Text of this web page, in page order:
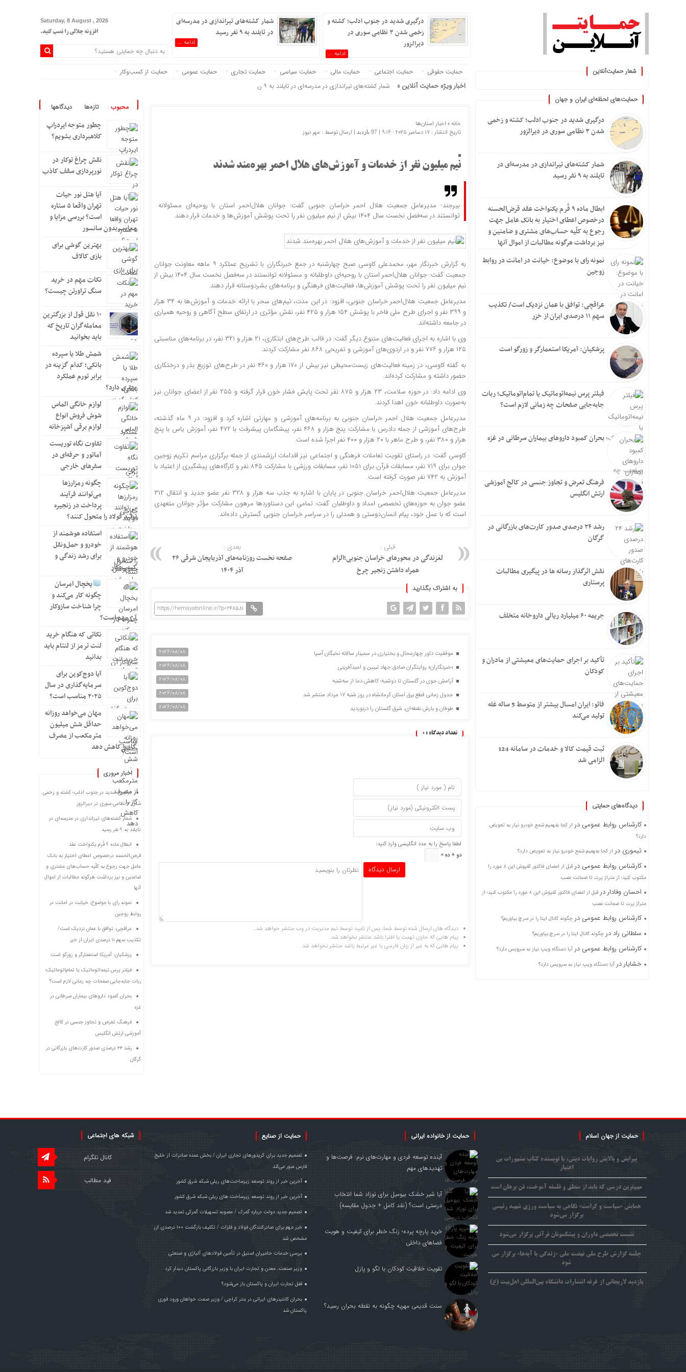
شعار حمایت‌آنلاین
حمایت‌های لحظه‌ای ایران و جهان
درگیری شدید در جنوب ادلب؛ کشته و زخمی
شدن ۳ نظامی سوری در دیرالزور
شمار کشته‌های تیراندازی در مدرسه‌ای در
تایلند به ۹ نفر رسید
ابطال ماده ۹ فُرم یکنواخت عقد قرض‌الحسنه
درخصوص اعطای اختیار به بانک عامل جهت
رجوع به کلّیه حساب‌های مشتری و ضامنین و
نیز برداشت هرگونه مطالبات از اموال آنها
نمونه رای با موضوع: خیانت در امانت در روابط
زوجین
عراقچی: توافق با عمان نزدیک است/ تکذیب
سهم ۱۱ درصدی ایران از خزر
پزشکیان: آمریکا استعمارگر و زورگو است
فیلتر پرس نیمه‌اتوماتیک یا تمام‌اتوماتیک؛ ربات
جابه‌جایی صفحات چه زمانی لازم است؟
بحران کمبود دارو‌های بیماران سرطانی در غزه
فرهنگ تعرض و تجاوز جنسی در کالج آموزشی
ارتش انگلیس
رشد ۲۴ درصدی صدور کارت‌های بازرگانی در
گرگان
نقش اثرگذار رسانه ها در پیگیری مطالبات
پرستاری
جریمه ۶۰ میلیارد ریالی داروخانه متخلف
تأکید بر اجرای حمایت‌های معیشتی از مادران و
کودکان
فائو: ایران امسال بیشتر از متوسط 5 ساله غله
تولید می‌کند
ثبت قیمت کالا و خدمات در سامانه 124
الزامی شد
دیدگاه‌های حمایتی
کارشناس روابط عمومی در از کجا بفهمیم شمع خودرو نیاز به تعویض
دارد؟
تیموری در از کجا بفهمیم شمع خودرو نیاز به تعویض دارد؟
کارشناس روابط عمومی در
قبل از امضای فاکتور کفپوش این ۸ مورد را
مکتوب کنید؛ از متراژ پرت تا ضمانت نصب
احسان وفادار در
قبل از امضای فاکتور کفپوش این ۸ مورد را مکتوب کنید؛ از
متراژ پرت تا ضمانت نصب
کارشناس روابط عمومی در چگونه کانال ایتا را در سرچ بیاوریم؟
سلطانی راد در چگونه کانال ایتا را در سرچ بیاوریم؟
کارشناس روابط عمومی در آیا دستگاه ویپ نیاز به سرویس دارد؟
خشایار در آیا دستگاه ویپ نیاز به سرویس دارد؟
درگیری شدید در جنوب ادلب؛ کشته و
زخمی شدن ۳ نظامی سوری در
دیرالزور
ادامه ...
شمار کشته‌های تیراندازی در مدرسه‌ای
در تایلند به ۹ نفر رسید
ادامه ...
Saturday, 8 August , 2026
افزونه جلالی را نصب کنید.
حمایت حقوقی حمایت اجتماعی حمایت مالی حمایت سیاسی حمایت تجاری حمایت عمومی حمایت از کسب‌وکار
اخبار ویژه حمایت آنلاین » شمار کشته‌های تیراندازی در مدرسه‌ای در تایلند به ۹ نفر رسید
خانه » اخبار استان‌ها
تاریخ انتشار : 17 دسامبر 2025 - 9:16 |
97 بازدید | ارسال توسط : مهر نیوز
نیم میلیون نفر از خدمات و آموزش‌های هلال احمر بهره‌مند شدند
بیرجند- مدیرعامل جمعیت هلال احمر خراسان جنوبی گفت: جوانان هلال‌احمر استان با روحیه‌ای مسئولانه
توانستند در سه‌فصل نخست سال ۱۴۰۴ بیش از نیم میلیون نفر را تحت پوشش آموزش‌ها و خدمات قرار دهند.
به گزارش خبرنگار مهر، محمدعلی کاوسی صبح چهارشنبه در جمع خبرنگاران با تشریح عملکرد ۹ ماهه معاونت جوانان
جمعیت گفت: جوانان هلال‌احمر استان با روحیه‌ای داوطلبانه و مسئولانه توانستند در سه‌فصل نخست سال ۱۴۰۴ بیش از
نیم میلیون نفر را تحت پوشش آموزش‌ها، فعالیت‌های فرهنگی و برنامه‌های بشردوستانه قرار دهند.
مدیرعامل جمعیت هلال‌احمر خراسان جنوبی، افزود: در این مدت، تیم‌های سحر با ارائه خدمات و آموزش‌ها به ۳۴ هزار
و ۳۹۹ نفر و اجرای طرح ملی فاخر با پوشش ۱۵۴ هزار و ۴۲۵ نفر، نقش مؤثری در ارتقای سطح آگاهی و روحیه همیاری
در جامعه داشته‌اند.
وی با اشاره به اجرای فعالیت‌های متنوع دیگر گفت: در قالب طرح‌های ابتکاری، ۲۱ هزار و ۳۲۱ نفر، در برنامه‌های مناسبتی
۱۲۵ هزار و ۷۷۶ نفر و در اردوی‌های آموزشی و تفریحی ۸۶۸ نفر مشارکت کردند.
به گفته کاوسی، در زمینه فعالیت‌های زیست‌محیطی نیز بیش از ۱۷۰ هزار و ۴۶۰ نفر در طرح‌های توزیع بذر و درختکاری
حضور داشته و مشارکت کرده‌اند.
وی ادامه داد: در حوزه سلامت، ۲۳ هزار و ۸۷۵ نفر تحت پایش فشار خون قرار گرفته و ۲۵۵ نفر از اعضای جوانان نیز
به‌صورت داوطلبانه خون اهدا کردند.
مدیرعامل جمعیت هلال احمر خراسان جنوبی به برنامه‌های آموزشی و مهارتی اشاره کرد و افزود: در ۹ ماه گذشته،
طرح‌های آموزشی از جمله دادرس با مشارکت پنج هزار و ۴۶۸ نفر، پیشگامان پیشرفت با ۴۷۲ نفر، آموزش یاس با پنج
هزار و ۳۸۰ نفر، و طرح ماهر با ۲۰ هزار و ۴۰۰ نفر اجرا شده است.
کاوسی گفت: در راستای تقویت تعاملات فرهنگی و اجتماعی نیز اقدامات ارزشمندی از جمله برگزاری مراسم تکریم زوجین
جوان برای ۷۱۹ نفر، مسابقات قرآن برای
نفر، مسابقات ورزشی با مشارکت ۸۴۵ نفر و کارگاه‌های پیشگیری از اعتیاد با
آموزش به ۷۴۲ نفر صورت گرفته است.
مدیرعامل جمعیت هلال‌احمر خراسان جنوبی در پایان با اشاره به جذب سه هزار و ۳۲۸
نفر عضو جدید و انتقال ۳۱۲
عضو جوان به حوزه‌های تخصصی امداد و داوطلبان گفت: تمامی این دستاوردها مرهون مشارکت مؤثر جوانان متعهدی
است که با عمل خود، پیام انسان‌دوستی و همدلی را در سراسر خراسان جنوبی گسترش داده‌اند.
بعدی :
صفحه نخست روزنامه‌های آذربایجان شرقی ۲۶
آذر ۱۴۰۴
قبلی :
لغزندگی در محورهای خراسان جنوبی؛الزام
همراه داشتن زنجیر چرخ
به اشتراک بگذارید
https://hemayatonline.ir/?p=248581
موفقیت داور چهارمحال و بختیاری در سمینار سالانه نخبگان آسیا
2026/08/08
«خبرنگاران» روایتگران صادق جهاد تبیین و امیدآفرینی
2026/08/08
آرامش جوی در گلستان تا دوشنبه؛ کاهش دما از سه‌شنبه
2026/08/08
جدول زمانی قطع برق استان کرمانشاه در روز شنبه ۱۷ مرداد منتشر شد
2026/08/08
طوفان و بارش نقطه‌ای، شرق گلستان را درنوردید
2026/08/08
تعداد دیدگاه : 0
لطفا پاسخ را به عدد انگلیسی وارد کنید:
دو + ده =
دیدگاه های ارسال شده توسط شما، پس از تایید توسط تیم مدیریت در وب منتشر خواهد شد.
پیام هایی که حاوی تهمت یا افترا باشد منتشر نخواهد شد.
پیام هایی که به غیر از زبان فارسی یا غیر مرتبط باشد منتشر نخواهد شد.
محبوب تازه‌ها دیدگاهها
چطور متوجه ایردراپ
کلاهبرداری بشویم؟
نقش چراغ توکار در
نورپردازی سقف کاذب
آیا هتل نور حیات
تهران واقعا ۵ ستاره
است؟ بررسی مزایا و
معایب بدون سانسور
بهترین گوشی برای
بازی کالاف
نکات مهم در خرید
سنگ تراورتن چیست؟
۱۰ نقل قول از بزرگترین
معامله‌گران تاریخ که
باید بخوانید
شمش طلا یا سپرده
بانکی؛ کدام گزینه در
برابر تورم عملکرد
بهتری دارد؟
لوازم خانگی الماس
شوش فروش انواع
لوازم برقی آشپزخانه
تفاوت نگاه توریست
آماتور و حرفه‌ای در
سفرهای خارجی
چگونه رمزارزها
می‌توانند فرآیند
پرداخت در زنجیره
تولید فولاد را متحول کنند؟
استفاده هوشمند از
خودرو و حمل‌ونقل
برای رشد زندگی و
کسب‌وکار
یخچال امرسان
چگونه کار می‌کند و
چرا شناخت سازوکار
آن مهم است؟
نکاتی که هنگام خرید
لنت ترمز از لنتام باید
بدانید
آیا دوج‌کوین برای
سرمایه‌گذاری در سال
۲۰۲۵ مناسب است؟
مهان می‌خواهد روزانه
حداقل شش میلیون
مترمکعب از مصرف
گاز را کاهش دهد
اخبار مروری
درگیری شدید در جنوب ادلب؛ کشته و زخمی
شدن ۳ نظامی سوری در دیرالزور
شمار کشته‌های تیراندازی در مدرسه‌ای در
تایلند به ۹ نفر رسید
ابطال ماده ۹ فُرم یکنواخت عقد
قرض‌الحسنه درخصوص اعطای اختیار به بانک
عامل جهت رجوع به کلّیه حساب‌های مشتری و
ضامنین و نیز برداشت هرگونه مطالبات از اموال
آنها
نمونه رای با موضوع: خیانت در امانت در
روابط زوجین
عراقچی: توافق با عمان نزدیک است/
تکذیب سهم ۱۱ درصدی ایران از خزر
پزشکیان: آمریکا استعمارگر و زورگو است
فیلتر پرس نیمه‌اتوماتیک یا تمام‌اتوماتیک؛
ربات جابه‌جایی صفحات چه زمانی لازم است؟
بحران کمبود دارو‌های بیماران سرطانی در
غزه
فرهنگ تعرض و تجاوز جنسی در کالج
آموزشی ارتش انگلیس
رشد ۲۴ درصدی صدور کارت‌های بازرگانی در
گرگان
حمایت از جهان اسلام
پیرایش و پالایش روایات دینی، با نویسنده کتاب مشهورات بی
اعتبار
مهم‌ترین درسی که باید از منطق و فلسفه آموخت، فن برهان است
همایش «سیاست و کرامت» نگاهی به سیاست ورزی شهید رئیسی
برگزار می‌شود
نشست تخصصی داوران و پیشکسوتان قرآنی برگزار می‌شود
جلسه گزارش طرح ملی نهضت ملی «زندگی با آیه‌ها» برگزار می
شود
بازدید لاریجانی از غرفه انتشارات دانشگاه بین‌المللی اهل‌بیت (ع)
حمایت از خانواده ایرانی
آینده توسعه فردی و مهارت‌های نرم: فرصت‌ها و
تهدیدهای مهم
آیا شیر خشک بیومیل برای نوزاد شما انتخاب
درستی است؟ (نقد کامل + جدول مقایسه)
خرید پارچه پرده؛ زنگ خطر برای کیفیت و هویت
فضاهای داخلی
تقویت خلاقیت کودکان با لگو و پازل
سنت قدیمی مهریه چگونه به نقطه بحران رسید؟
حمایت از صنایع
تصمیم جدید برای کریدورهای تجاری ایران / بخش عمده صادرات از خلیج
فارس عبور می‌کند
آخرین خبر از روند توسعه زیرساخت‌های ریلی شبکه شرق کشور
آخرین خبر از روند توسعه زیرساخت های ریلی شبکه شرق کشور
تصمیم جدید دولت درباره گمرک / مصوبه تسهیلات گمرکی تمدید شد
خبر مهم برای صادرکنندگان فولاد و فلزات / تکلیف بازگشت ۱۰۰ درصدی ارز
مشخص شد
بررسی خدمات حامیران استیل در تأمین فولادهای آلیاژی و صنعتی
وزیر صنعت، معدن و تجارت ایران با وزیر بازرگانی پاکستان دیدار کرد
قفل تجارت ایران و پاکستان باز می‌شود؟
بحران کانتینر‌های ایرانی در بندر کراچی / وزیر صمت خواهان ورود فوری
پاکستان شد
شبکه های اجتماعی
کانال تلگرام
فید مطالب